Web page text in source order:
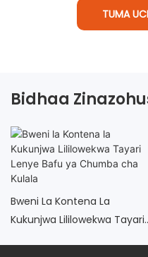
TUMA
Bidhaa
Bweni La Kontena La
Kukunjwa Lililowekwa Tayari